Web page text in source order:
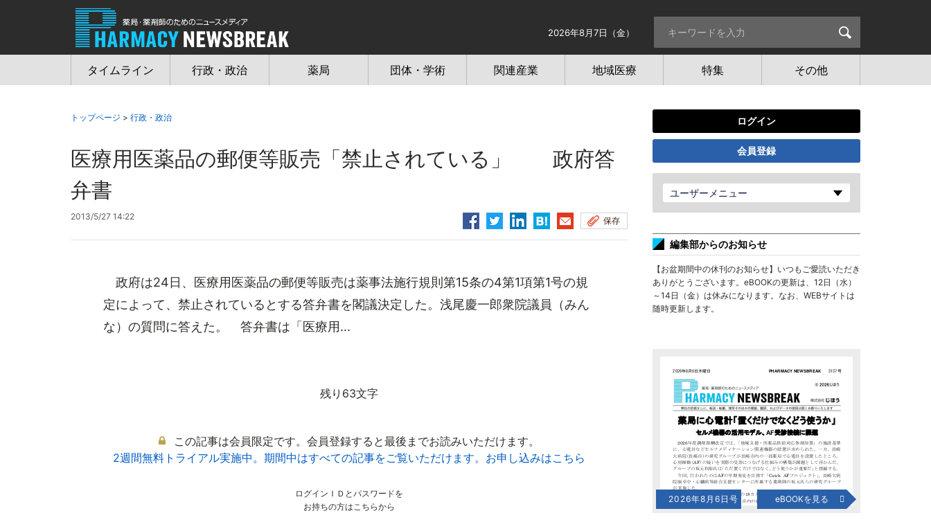
2026年8月7日（金）
タイムライン 行政・政治 薬局 団体・学術 関連産業 地域医療 特集 その他
トップページ > 行政・政治
医療用医薬品の郵便等販売「禁止されている」 政府答
弁書
2013/5/27 14:22 保存
政府は24日、医療用医薬品の郵便等販売は薬事法施行規則第15条の4第1項第1号の規
定によって、禁止されているとする答弁書を閣議決定した。浅尾慶一郎衆院議員（みん
な）の質問に答えた。 答弁書は「医療用...
残り63文字
この記事は会員限定です。会員登録すると最後までお読みいただけます。
2週間無料トライアル実施中。期間中はすべての記事をご覧いただけます。お申し込みはこちら
ログインＩＤとパスワードを
お持ちの方はこちらから
ログイン
会員登録
ユーザーメニュー
編集部からのお知らせ
【お盆期間中の休刊のお知らせ】いつもご愛読いただき
ありがとうございます。eBOOKの更新は、12日（水）
～14日（金）は休みになります。なお、WEBサイトは
随時更新します。
2026年8月6日号 eBOOKを見る